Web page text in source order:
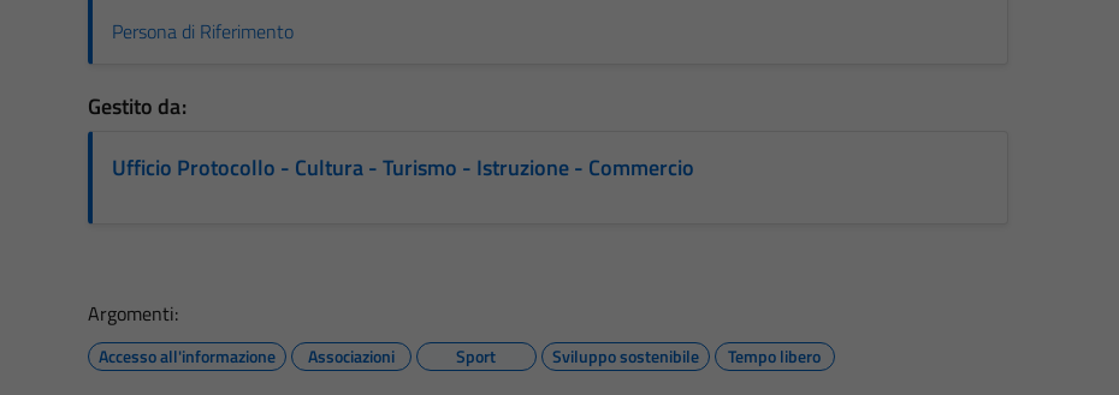
Persona di Riferimento
Gestito da:
Ufficio Protocollo - Cultura - Turismo - Istruzione - Commercio
Argomenti:
Accesso all'informazione Associazioni Sport Sviluppo sostenibile Tempo libero